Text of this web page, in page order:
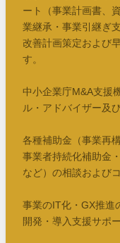
ート（事業計画書、
業継承・事業引継ぎ
改善計画策定および
す。
中小企業庁M&A支援
ル・アドバイザー及
各種補助金（事業再
事業者持続化補助金
など）の相談および
事業のIT化・GX推進
開発・導入支援サポ